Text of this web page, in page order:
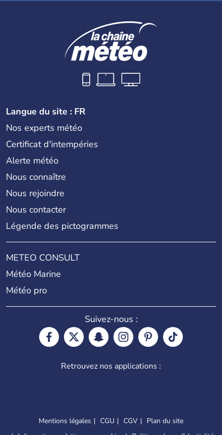
Langue du site : FR
Nos experts météo
Certificat d'intempéries
Alerte météo
Nous connaître
Nous rejoindre
Nous contacter
Légende des pictogrammes
METEO CONSULT
Météo Marine
Météo pro
Suivez-nous :
Retrouvez nos applications :
Mentions légales CGU CGV
Plan du site